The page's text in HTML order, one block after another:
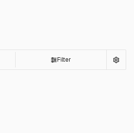
Filter